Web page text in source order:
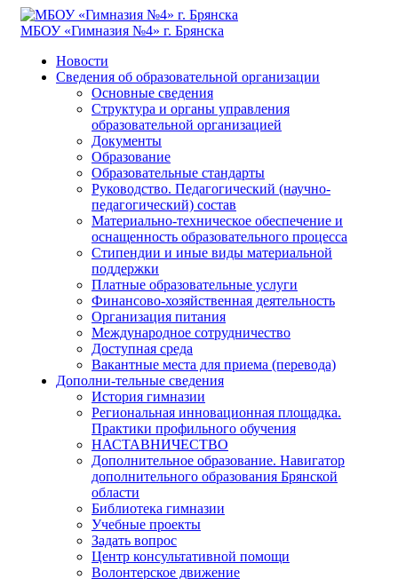
МБОУ «Гимназия №4» г. Брянска
Новости
Сведения об образовательной организации
Основные сведения
Структура и органы управления
образовательной организацией
Документы
Образование
Образовательные стандарты
Руководство. Педагогический (научно-
педагогический) состав
Материально-техническое обеспечение и
оснащенность образовательного процесса
Стипендии и иные виды материальной
поддержки
Платные образовательные услуги
Финансово-хозяйственная деятельность
Организация питания
Международное сотрудничество
Доступная среда
Вакантные места для приема (перевода)
Дополни-тельные сведения
История гимназии
Региональная инновационная площадка.
Практики профильного обучения
НАСТАВНИЧЕСТВО
Дополнительное образование. Навигатор
дополнительного образования Брянской
области
Библиотека гимназии
Учебные проекты
Задать вопрос
Центр консультативной помощи
Волонтерское движение